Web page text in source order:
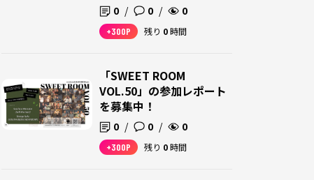
0 / 0 / 0
+300P 残り 0時間
「SWEET ROOM
VOL.50」の参加レポート
を募集中！
0 / 0 / 0
+300P 残り 0時間